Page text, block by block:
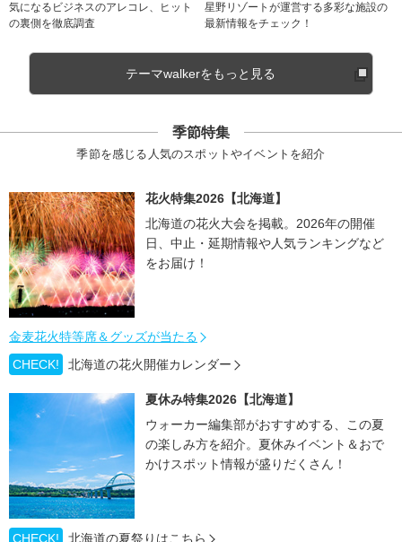
気になるビジネスのアレコレ、ヒット
の裏側を徹底調査
星野リゾートが運営する多彩な施設の
最新情報をチェック！
テーマwalkerをもっと見る
季節特集
季節を感じる人気のスポットやイベントを紹介
花火特集2026【北海道】
北海道の花火大会を掲載。2026年の開催
日、中止・延期情報や人気ランキングなど
をお届け！
金麦花火特等席＆グッズが当たる
CHECK!
北海道の花火開催カレンダー
夏休み特集2026【北海道】
ウォーカー編集部がおすすめする、この夏
の楽しみ方を紹介。夏休みイベント＆おで
かけスポット情報が盛りだくさん！
CHECK! 北海道の夏祭りはこちら